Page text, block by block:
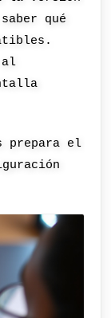
qué
al
prepara el